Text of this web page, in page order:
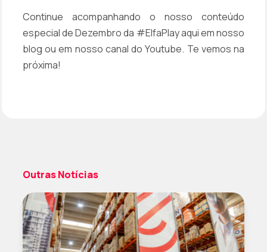
Continue acompanhando o nosso conteúdo
especial de Dezembro da #ElfaPlay aqui em nosso
blog ou em nosso canal do Youtube. Te vemos na
próxima!
Outras Notícias